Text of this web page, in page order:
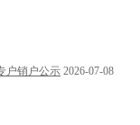
户销户公示 2026-07-08